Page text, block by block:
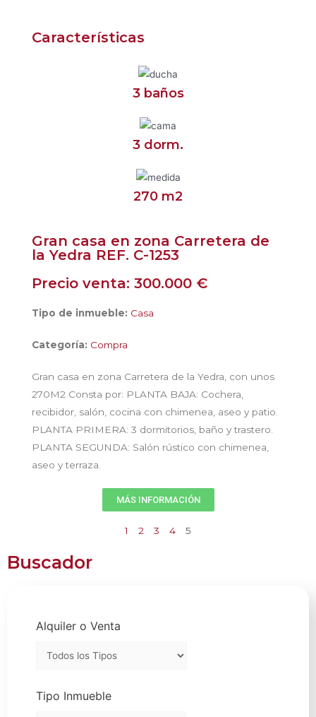
Características
3 baños
3 dorm.
270 m2
Gran casa en zona Carretera de
la Yedra REF. C-1253
Precio venta: 300.000 €
Tipo de inmueble: Casa
Categoría: Compra
Gran casa en zona Carretera de la Yedra, con unos
270M2 Consta por: PLANTA BAJA: Cochera,
recibidor, salón, cocina con chimenea, aseo y patio.
PLANTA PRIMERA: 3 dormitorios, baño y trastero.
PLANTA SEGUNDA: Salón rústico con chimenea,
aseo y terraza.
MÁS INFORMACIÓN
1 2 3 4 5
Buscador
Alquiler o Venta
Tipo Inmueble